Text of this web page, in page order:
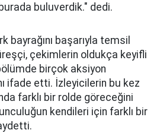
buluverdik." dedi.
bayrağını başarıyla temsil
çekimlerin oldukça keyifli
birçok aksiyon
ifade etti. İzleyicilerin bu kez
farklı bir rolde göreceğini
kendileri için farklı bir